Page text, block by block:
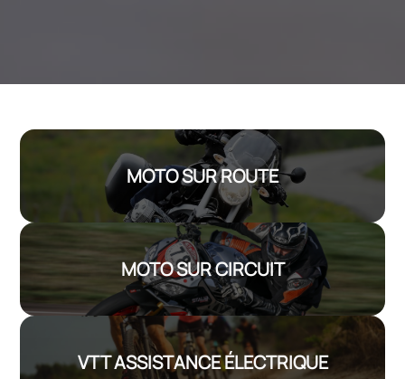
MOTO SUR ROUTE
MOTO SUR CIRCUIT
VTT ASSISTANCE ÉLECTRIQUE